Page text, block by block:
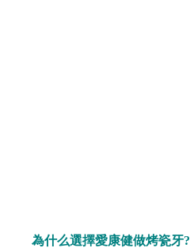
為什么選擇愛康健做烤瓷牙?